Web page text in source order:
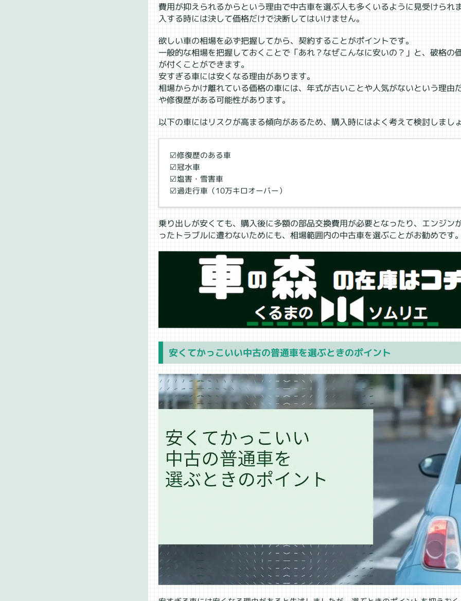
費用が抑えられるからという理由で中古車を選ぶ人も多くいるように見受けられ
入する時には決して価格だけで決断してはいけません。
欲しい車の相場を必ず把握してから、契約することがポイントです。
一般的な相場を把握しておくことで「あれ？なぜこんなに安いの？」と、破格の
が付くことができます。
安すぎる車には安くなる理由があります。
相場からかけ離れている価格の車には、年式が古いことや人気がないという理由
や修復歴がある可能性があります。
以下の車にはリスクが高まる傾向があるため、購入時にはよく考えて検討しまし
☑修復歴のある車
☑冠水車
☑塩害・雪害車
☑過走行車（10万キロオーバー）
乗り出しが安くても、購入後に多額の部品交換費用が必要となったり、エンジン
ったトラブルに遭わないためにも、相場範囲内の中古車を選ぶことがお勧めです
安くてかっこいい中古の普通車を選ぶときのポイント